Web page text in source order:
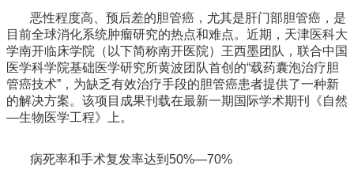
恶性程度高、预后差的胆管癌，尤其是肝门部胆管癌，是
目前全球消化系统肿瘤研究的热点和难点。近期，天津医科大
学南开临床学院（以下简称南开医院）王西墨团队，联合中国
医学科学院基础医学研究所黄波团队首创的“载药囊泡治疗胆
管癌技术”，为缺乏有效治疗手段的胆管癌患者提供了一种新
的解决方案。该项目成果刊载在最新一期国际学术期刊《自然
—生物医学工程》上。
病死率和手术复发率达到 50%—70%